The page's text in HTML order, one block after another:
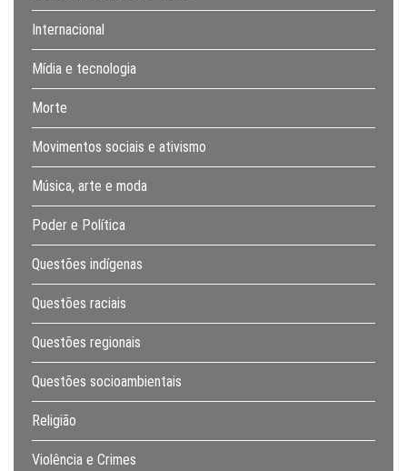
Internacional
Mídia e tecnologia
Morte
Movimentos sociais e ativismo
Música, arte e moda
Poder e Política
Questões indígenas
Questões raciais
Questões regionais
Questões socioambientais
Religião
Violência e Crimes